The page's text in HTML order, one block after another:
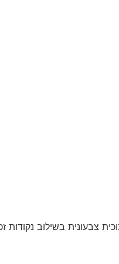
צבעונית בשילוב נקודות